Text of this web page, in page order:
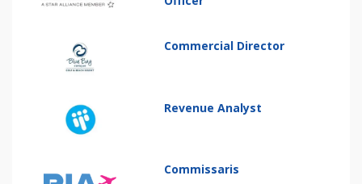
Commercial Director
Revenue Analyst
Commissaris